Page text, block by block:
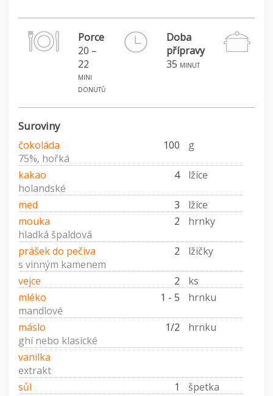
Porce
20 –
22
mini
donutů
Doba
přípravy
35 minut
Suroviny
čokoláda 100
g
75%, hořká
kakao
4
lžíce
holandské
med
3
lžíce
mouka
2
hrnky
hladká špaldová
prášek do pečiva
2
lžičky
s vinným kamenem
vejce
2
ks
mléko
1 - 5
hrnku
mandlové
máslo
1/2
hrnku
ghí nebo klasické
vanilka
extrakt
sůl
1
špetka